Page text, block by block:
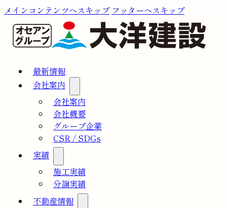
メインコンテンツへスキップ フッターへスキップ
最新情報
会社案内
会社案内
会社概要
グループ企業
CSR / SDGs
実績
施工実績
分譲実績
不動産情報